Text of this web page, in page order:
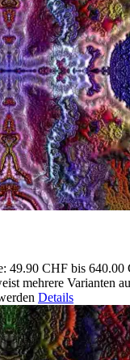
49.90 CHF bis 640.00
mehrere Varianten
Details